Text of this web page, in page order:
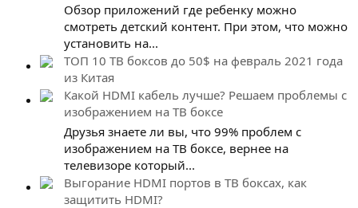
Обзор приложений где ребенку можно
смотреть детский контент. При этом, что можно
установить на...
ТОП 10 ТВ боксов до 50$ на февраль 2021 года
из Китая
Какой HDMI кабель лучше? Решаем проблемы с
изображением на ТВ боксе
Друзья знаете ли вы, что 99% проблем с
изображением на ТВ боксе, вернее на
телевизоре который...
Выгорание HDMI портов в ТВ боксах, как
защитить HDMI?